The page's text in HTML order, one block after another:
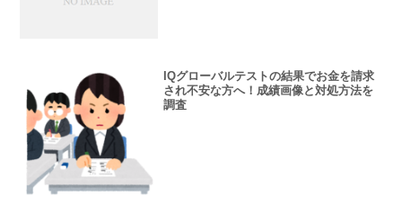
IQグローバルテストの結果でお金を請求
され不安な方へ！成績画像と対処方法を
調査